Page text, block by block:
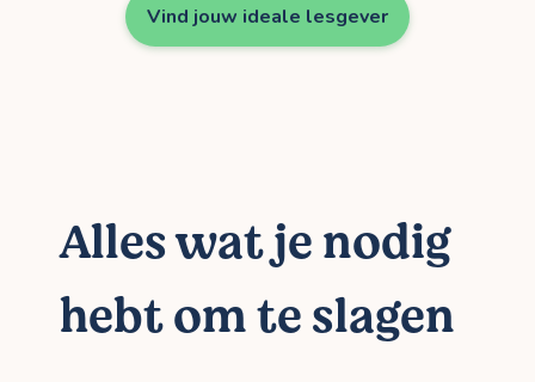
Vind jouw ideale lesgever
Alles wat je nodig
hebt om te slagen